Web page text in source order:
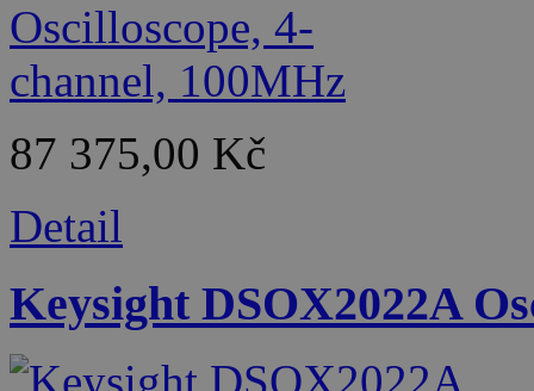
87 375,00 Kč
Detail
Keysight DSOX2022A